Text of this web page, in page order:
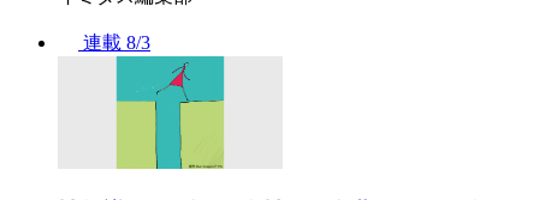
連載 8/3